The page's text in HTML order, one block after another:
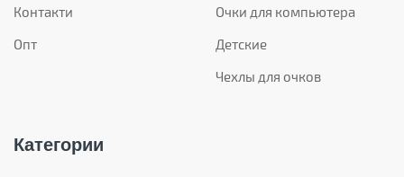
Контакти
Опт
Очки для компьютера
Детские
Чехлы для очков
Категории